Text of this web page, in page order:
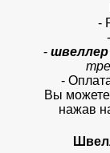
-
- швеллер
-
Вы
нажав